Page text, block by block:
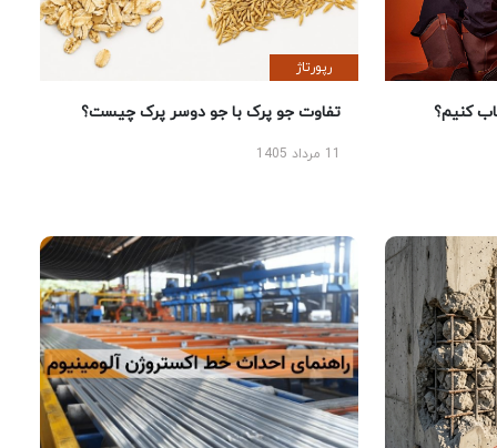
کنیم؟
رپورتاژ
تفاوت جو پرک با جو دوسر پرک چیست؟